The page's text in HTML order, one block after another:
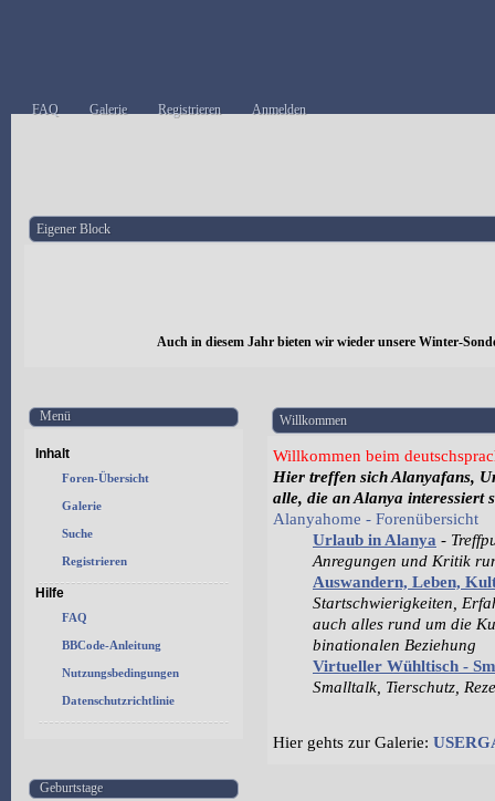
FAQ Galerie Registrieren Anmelden
Eigener Block
Auch in diesem Jahr bieten wir wieder unsere Winter-
Menü
Inhalt
Foren-Übersicht
Galerie
Suche
Registrieren
Hilfe
FAQ
BBCode-Anleitung
Nutzungsbedingungen
Datenschutzrichtlinie
Geburtstage
Willkommen
Willkommen beim
Hier treffen sich Alanyafans,
alle, die an Alanya interessiert
Alanyahome - Forenübersicht
Urlaub in Alanya -
Anregungen und Kritik
Auswandern, Leben,
Startschwierigkeiten,
auch alles rund um die
binationalen Beziehung
Virtueller Wühltisch -
Smalltalk, Tierschutz,
Hier gehts zur Galerie: